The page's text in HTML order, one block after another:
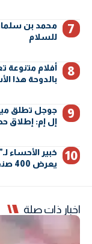
محمد بن
للسلام
أفلام متنوعة
بالدوحة هذا
جوجل تطلق
إل إم: إطلاق
خبير الأحساء
يعرض 400 صنف ويصعد ريادة المملكة.
اخبار ذات صلة